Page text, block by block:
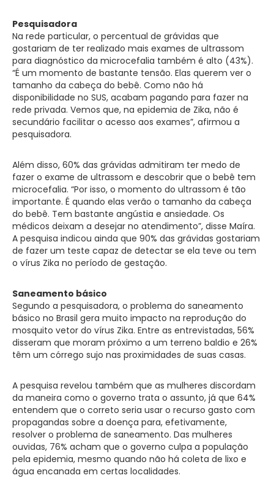
Pesquisadora
Na rede particular, o percentual de grávidas que
gostariam de ter realizado mais exames de ultrassom
para diagnóstico da microcefalia também é alto (43%).
“É um momento de bastante tensão. Elas querem ver o
tamanho da cabeça do bebê. Como não há
disponibilidade no SUS, acabam pagando para fazer na
rede privada. Vemos que, na epidemia de Zika, não é
secundário facilitar o acesso aos exames”, afirmou a
pesquisadora.
Além disso, 60% das grávidas admitiram ter medo de
fazer o exame de ultrassom e descobrir que o bebê tem
microcefalia. “Por isso, o momento do ultrassom é tão
importante. É quando elas verão o tamanho da cabeça
do bebê. Tem bastante angústia e ansiedade. Os
médicos deixam a desejar no atendimento”, disse Maíra.
A pesquisa indicou ainda que 90% das grávidas gostariam
de fazer um teste capaz de detectar se ela teve ou tem
o vírus Zika no período de gestação.
Saneamento básico
Segundo a pesquisadora, o problema do saneamento
básico no Brasil gera muito impacto na reprodução do
mosquito vetor do vírus Zika. Entre as entrevistadas, 56%
disseram que moram próximo a um terreno baldio e 26%
têm um córrego sujo nas proximidades de suas casas.
A pesquisa revelou também que as mulheres discordam
da maneira como o governo trata o assunto, já que 64%
entendem que o correto seria usar o recurso gasto com
propagandas sobre a doença para, efetivamente,
resolver o problema de saneamento. Das mulheres
ouvidas, 76% acham que o governo culpa a população
pela epidemia, mesmo quando não há coleta de lixo e
água encanada em certas localidades.